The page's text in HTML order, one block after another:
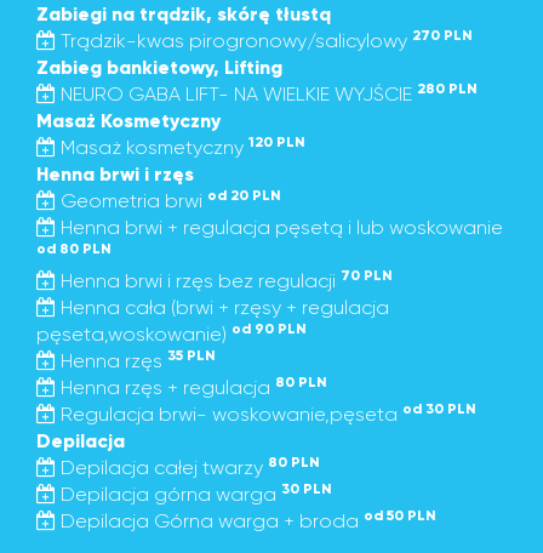
Zabiegi na trądzik, skórę tłustą
Trądzik-kwas pirogronowy/salicylowy 270 PLN
Zabieg bankietowy, Lifting
NEURO GABA LIFT- NA WIELKIE WYJŚCIE 280 PLN
Masaż Kosmetyczny
Masaż kosmetyczny 120 PLN
Henna brwi i rzęs
Geometria brwi od 20 PLN
Henna brwi + regulacja pęsetą i lub woskowanie
od 80 PLN
Henna brwi i rzęs bez regulacji 70 PLN
Henna cała (brwi + rzęsy + regulacja
pęseta,woskowanie) od 90 PLN
Henna rzęs 35 PLN
Henna rzęs + regulacja 80 PLN
Regulacja brwi- woskowanie,pęseta od 30 PLN
Depilacja
Depilacja całej twarzy 80 PLN
Depilacja górna warga 30 PLN
Depilacja Górna warga + broda od 50 PLN